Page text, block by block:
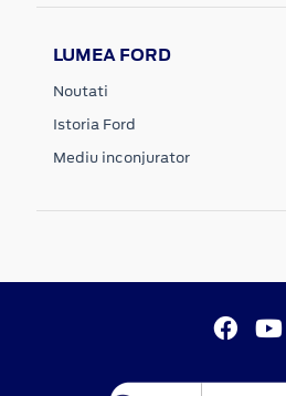
LUMEA FORD
Noutati
Istoria Ford
Mediu inconjurator